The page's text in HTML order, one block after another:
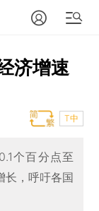
济增速
T中
个百分点至
长，呼吁各国